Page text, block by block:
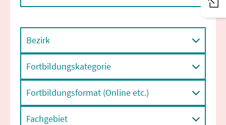
Bezirk
Fortbildungskategorie
Fortbildungsformat (Online etc.)
Fachgebiet